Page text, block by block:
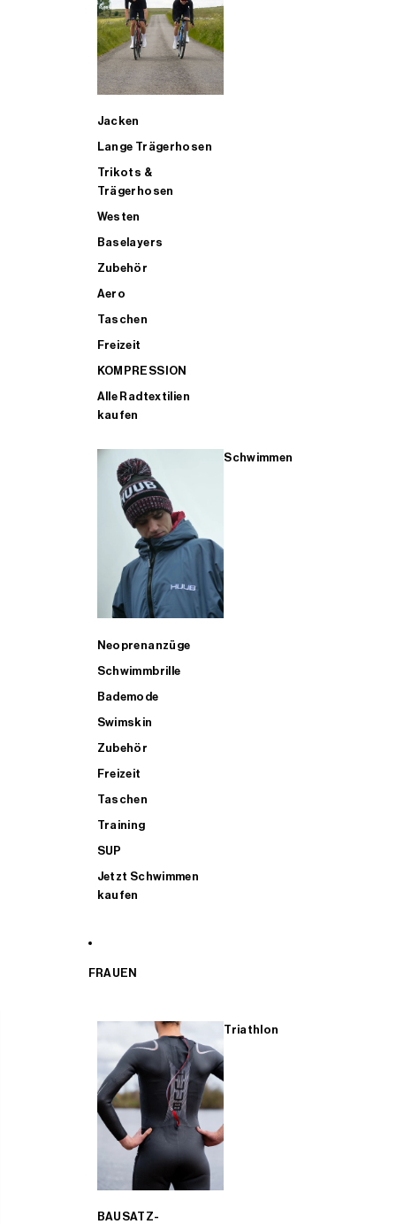
Jacken
Lange Trägerhosen
Trikots &
Trägerhosen
Westen
Baselayers
Zubehör
Aero
Taschen
Freizeit
KOMPRESSION
Alle Radtextilien
kaufen
Schwimmen
Neoprenanzüge
Schwimmbrille
Bademode
Swimskin
Zubehör
Freizeit
Taschen
Training
SUP
Jetzt Schwimmen
kaufen
FRAUEN
Triathlon
BAUSATZ-
ALLE TRIATHLONARTIKEL FÜR MÄNNER KAUFEN